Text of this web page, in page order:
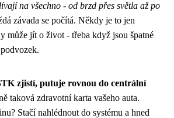
na všechno - od brzd přes světla až po
závada se počítá. Někdy je to jen
může jít o život - třeba když jsou špatné
zjistí, putuje rovnou do centrální
taková zdravotní karta vašeho auta.
Stačí nahlédnout do systému a hned